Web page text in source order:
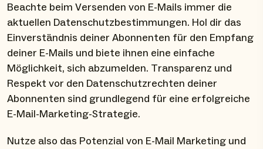
Beachte beim Versenden von E-Mails immer die
aktuellen Datenschutzbestimmungen. Hol dir das
Einverständnis deiner Abonnenten für den Empfang
deiner E-Mails und biete ihnen eine einfache
Möglichkeit, sich abzumelden. Transparenz und
Respekt vor den Datenschutzrechten deiner
Abonnenten sind grundlegend für eine erfolgreiche
E-Mail-Marketing-Strategie.
Nutze also das Potenzial von E-Mail Marketing und